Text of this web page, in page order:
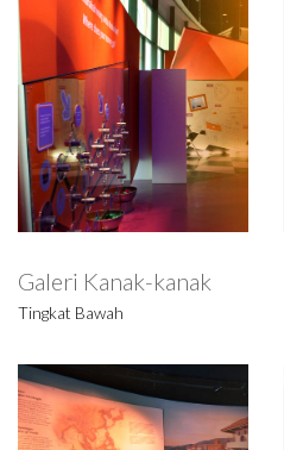
Galeri Seni
Tingkat Tiga